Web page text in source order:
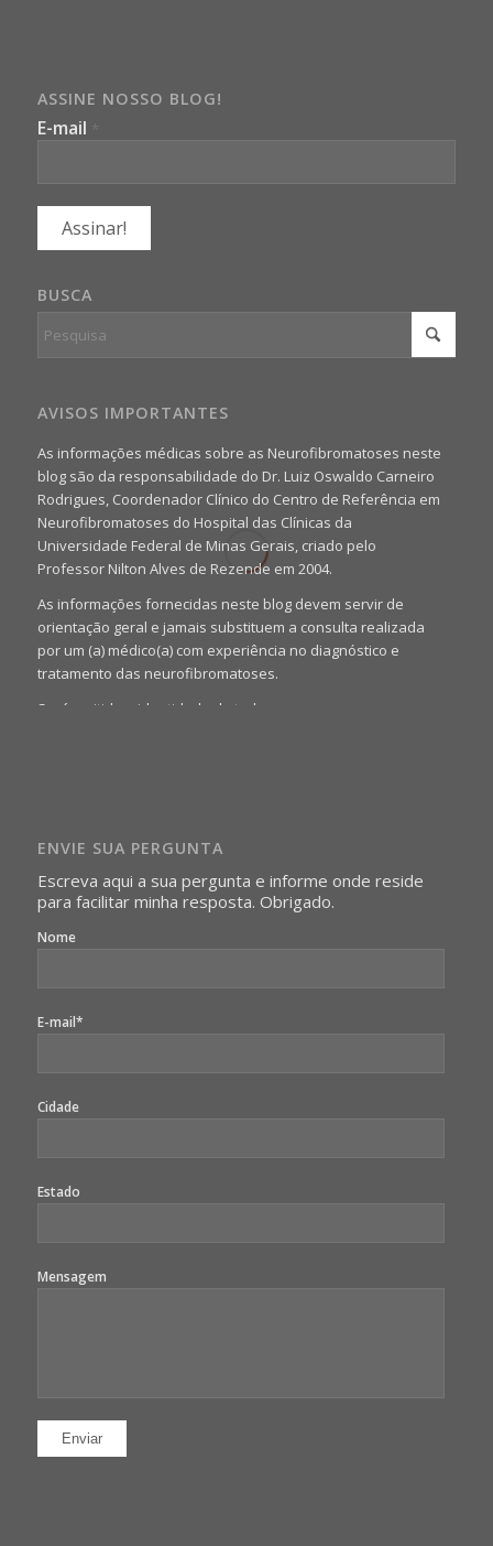
ASSINE NOSSO BLOG!
E-mail
BUSCA
AVISOS IMPORTANTES
As informações médicas sobre as Neurofibromatoses neste
blog são da responsabilidade do Dr. Luiz Oswaldo Carneiro
Rodrigues, Coordenador Clínico do Centro de Referência em
Neurofibromatoses do Hospital das Clínicas da
Universidade Federal de Minas Gerais, criado pelo
Professor Nilton Alves de Rezende em 2004.
As informações fornecidas neste blog devem servir de
orientação geral e jamais substituem a consulta realizada
por um (a) médico(a) com experiência no diagnóstico e
tratamento das neurofibromatoses.
Será omitida a identidade de todas as pessoas que
identificação da pessoa fotografada.
ENVIE SUA PERGUNTA
Escreva aqui a sua pergunta e informe onde reside
para facilitar minha resposta. Obrigado.
Nome
E-mail*
Cidade
Estado
Mensagem